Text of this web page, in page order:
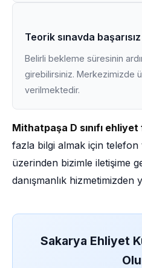
Teorik sınavda
Belirli bekleme süresinin
girebilirsiniz. Merkezimizde
verilmektedir.
Mithatpaşa D sınıfı
fazla bilgi almak için
üzerinden bizimle iletişime
danışmanlık hizmetimizden
Sakarya Ehliyet